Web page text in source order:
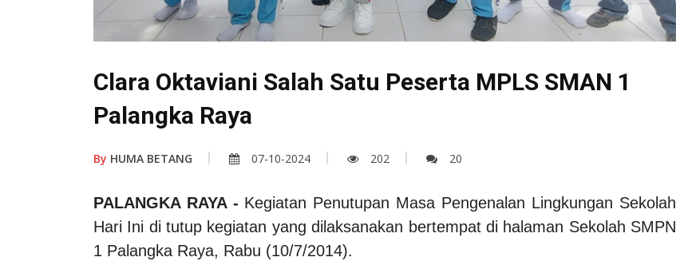
Clara Oktaviani Salah Satu Peserta MPLS SMAN 1
Palangka Raya
By HUMA BETANG 07-10-2024 202 20
PALANGKA RAYA - Kegiatan Penutupan Masa Pengenalan Lingkungan Sekolah
Hari Ini di tutup kegiatan yang dilaksanakan bertempat di halaman Sekolah SMPN
1 Palangka Raya, Rabu (10/7/2014).